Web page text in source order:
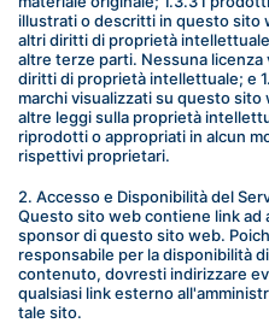
illustrati o descritti in questo
altri diritti di proprietà
altre terze parti. Nessuna
diritti di proprietà intellettuale; e
marchi visualizzati su questo
altre leggi sulla proprietà
riprodotti o appropriati in alcun
rispettivi proprietari.
2. Accesso e Disponibilità del
Questo sito web contiene link
sponsor di questo sito web.
responsabile per la disponibilità
contenuto, dovresti indirizzare
qualsiasi link esterno
tale sito.